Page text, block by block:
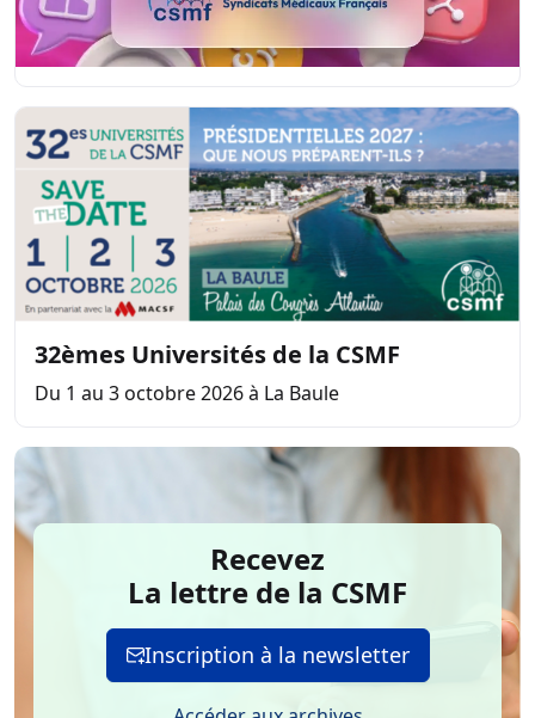
32èmes Universités de la CSMF
Du 1 au 3 octobre 2026 à La Baule
Recevez
La lettre de la CSMF
Inscription à la newsletter